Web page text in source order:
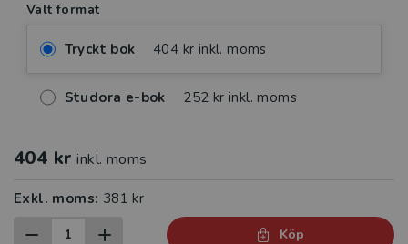
Valt format
Tryckt bok 404 kr inkl. moms
Studora e-bok 252 kr inkl. moms
404 kr inkl. moms
Exkl. moms: 381 kr
Köp